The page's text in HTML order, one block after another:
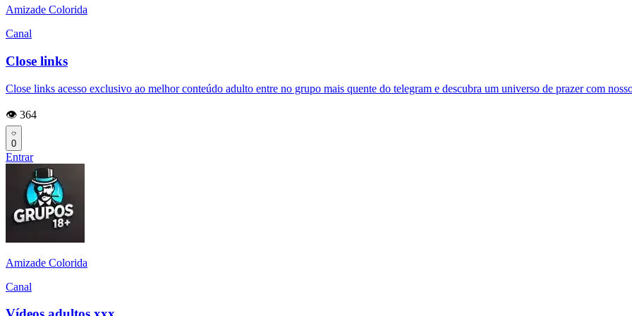
Amizade Colorida
Canal
Close links
Close links acesso exclusivo ao melhor conteúdo adulto entre no grupo mais quente do telegram e descubra um universo de prazer com
👁️ 364
0
Entrar
Amizade Colorida
Canal